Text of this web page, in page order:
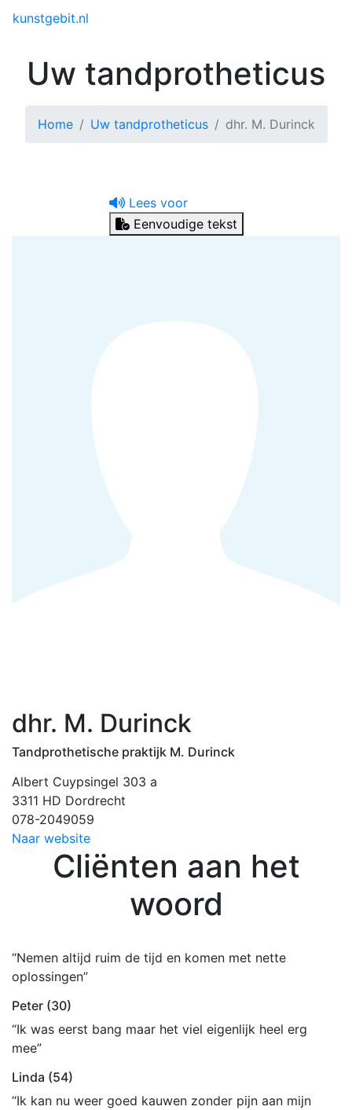
kunstgebit.nl
Uw tandprotheticus
Home Uw tandprotheticus dhr. M. Durinck
Lees voor
Eenvoudige tekst
dhr. M. Durinck
Tandprothetische praktijk M. Durinck
Albert Cuypsingel 303 a
3311 HD Dordrecht
078-2049059
Naar website
Cliënten aan het
woord
“Nemen altijd ruim de tijd en komen met nette
oplossingen”
Peter (30)
“Ik was eerst bang maar het viel eigenlijk heel erg
mee”
Linda (54)
“Ik kan nu weer goed kauwen zonder pijn aan mijn